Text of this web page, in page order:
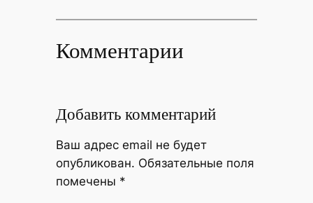
Комментарии
Добавить комментарий
Ваш адрес email не будет
опубликован. Обязательные поля
помечены *